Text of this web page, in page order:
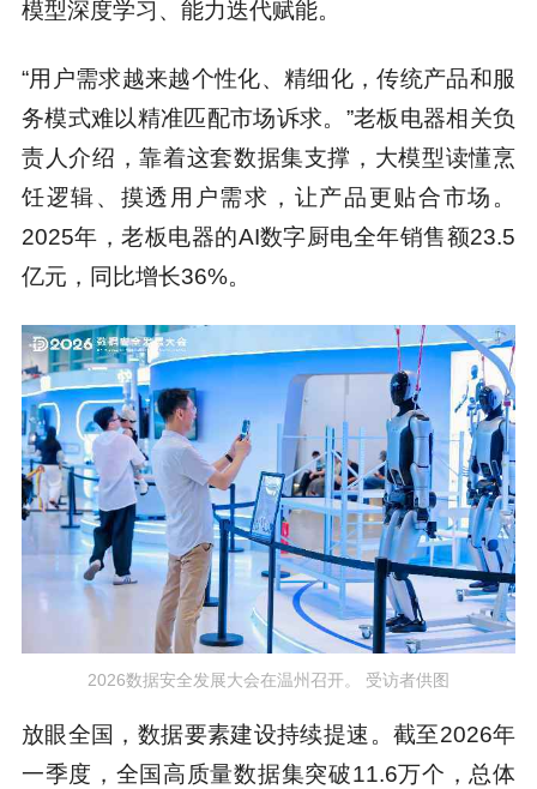
模型深度学习、能力迭代赋能。
“用户需求越来越个性化、精细化，传统产品和服
务模式难以精准匹配市场诉求。”老板电器相关负
责人介绍，靠着这套数据集支撑，大模型读懂烹
饪逻辑、摸透用户需求，让产品更贴合市场。
2025年，老板电器的AI数字厨电全年销售额23.5
亿元，同比增长36%。
2026数据安全发展大会在温州召开。 受访者供图
放眼全国，数据要素建设持续提速。截至2026年
一季度，全国高质量数据集突破11.6万个，总体